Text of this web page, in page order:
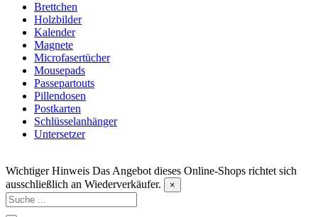
Brettchen
Holzbilder
Kalender
Magnete
Microfasertücher
Mousepads
Passepartouts
Pillendosen
Postkarten
Schlüsselanhänger
Untersetzer
Wichtiger Hinweis Das Angebot dieses Online-Shops richtet sich
ausschließlich an Wiederverkäufer.
×
Search
...